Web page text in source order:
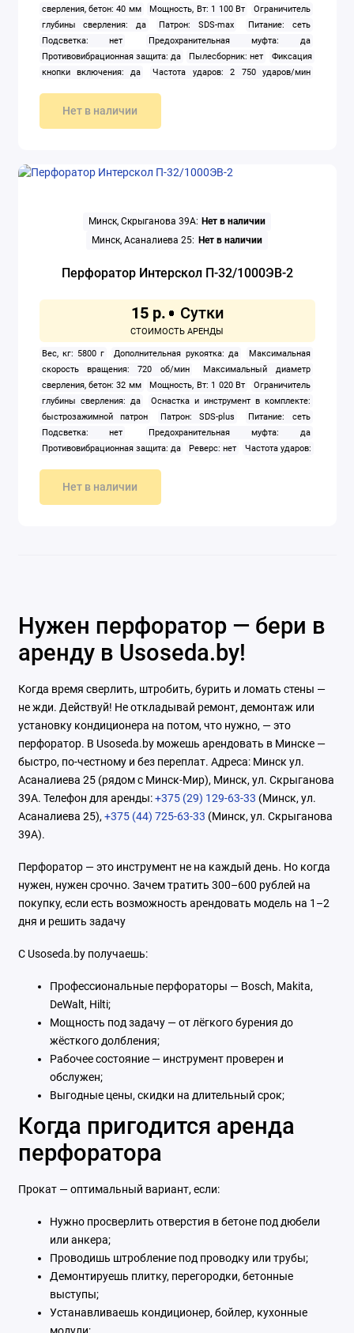
сверления, бетон: 40 мм
Мощность, Вт: 1 100 Вт
Ограничитель
глубины сверления: да
Патрон: SDS-max
Питание: сеть
Подсветка: нет
Предохранительная муфта: да
Противовибрационная защита: да
Пылесборник: нет
Фиксация
кнопки включения: да
Частота ударов: 2 750 ударов/мин
Нет в наличии
Минск, Скрыганова 39А: Нет в наличии
Минск, Асаналиева 25: Нет в наличии
Перфоратор Интерскол П-32/1000ЭВ-2
15 р.
Вес, кг: 5800 г Дополнительная рукоятка: да
Максимальная
скорость вращения: 720 об/мин
Максимальный диаметр
сверления, бетон: 32 мм
Мощность, Вт: 1 020 Вт
Ограничитель
глубины сверления: да
Оснастка и инструмент в комплекте:
быстрозажимной патрон
Патрон: SDS-plus
Питание: сеть
Подсветка: нет
Предохранительная муфта: да
Противовибрационная защита: да
Реверс: нет
Частота ударов:
Нет в наличии
Нужен перфоратор — бери в
аренду в Usoseda.by!
Когда время сверлить, штробить, бурить и ломать стены —
не жди. Действуй! Не откладывай ремонт, демонтаж или
установку кондиционера на потом, что нужно, — это
перфоратор. В Usoseda.by можешь арендовать в Минске —
быстро, по-честному и без переплат. Адреса: Минск ул.
Асаналиева 25 (рядом с Минск-Мир), Минск, ул. Скрыганова
39А. Телефон для аренды:+375 (29) 129-63-33 (Минск, ул.
Асаналиева 25), +375 (44) 725-63-33 (Минск, ул. Скрыганова
39А).
Перфоратор — это инструмент не на каждый день. Но когда
нужен, нужен срочно. Зачем тратить 300–600 рублей на
покупку, если есть возможность арендовать модель на 1–2
дня и решить задачу
С Usoseda.by получаешь:
Профессиональные перфораторы — Bosch, Makita,
DeWalt, Hilti;
Мощность под задачу — от лёгкого бурения до
жёсткого долбления;
Рабочее состояние — инструмент проверен и
обслужен;
Выгодные цены, скидки на длительный срок;
Когда пригодится аренда
перфоратора
Прокат — оптимальный вариант, если:
Нужно просверлить отверстия в бетоне под дюбели
или анкера;
Проводишь штробление под проводку или трубы;
Демонтируешь плитку, перегородки, бетонные
выступы;
Устанавливаешь кондиционер, бойлер, кухонные
модули;